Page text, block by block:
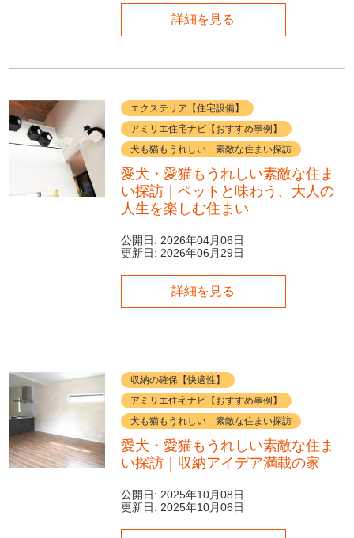
詳細を見る
エクステリア【住宅設備】
アミリエ住宅ナビ【おすすめ事例】
犬も猫もうれしい 素敵な住まい探訪
愛犬・愛猫もうれしい素敵な住ま
い探訪｜ペットと味わう、大人の
人生を楽しむ住まい
公開日: 2026年04月06日
更新日: 2026年06月29日
詳細を見る
収納の確保【快適性】
アミリエ住宅ナビ【おすすめ事例】
犬も猫もうれしい 素敵な住まい探訪
愛犬・愛猫もうれしい素敵な住ま
い探訪｜収納アイデア満載の家
公開日: 2025年10月08日
更新日: 2025年10月06日